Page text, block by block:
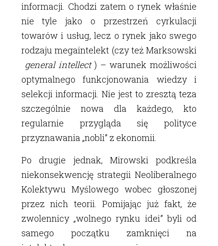
informacji. Chodzi zatem o rynek właśnie
nie tyle jako o przestrzeń cyrkulacji
towarów i usług, lecz o rynek jako swego
rodzaju megaintelekt (czy też Marksowski
general intellect ) – warunek możliwości
optymalnego funkcjonowania wiedzy i
selekcji informacji. Nie jest to zresztą teza
szczególnie nowa dla każdego, kto
regularnie przygląda się polityce
przyznawania „nobli” z ekonomii.
Po drugie jednak, Mirowski podkreśla
niekonsekwencję strategii Neoliberalnego
Kolektywu Myślowego wobec głoszonej
przez nich teorii. Pomijając już fakt, że
zwolennicy „wolnego rynku idei” byli od
samego początku zamknięci na